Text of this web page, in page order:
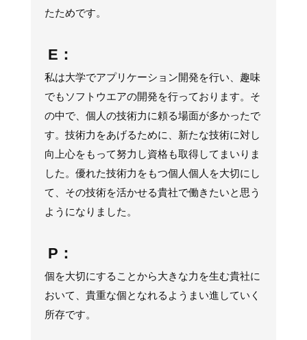
たためです。
E：
私は大学でアプリケーション開発を行い、趣味
でもソフトウエアの開発を行っております。そ
の中で、個人の技術力に頼る場面が多かったで
す。技術力をあげるために、新たな技術に対し
向上心をもって努力し資格も取得してまいりま
した。優れた技術力をもつ個人個人を大切にし
て、その技術を活かせる貴社で働きたいと思う
ようになりました。
P：
個を大切にすることから大きな力を生む貴社に
おいて、貴重な個となれるようまい進していく
所存です。